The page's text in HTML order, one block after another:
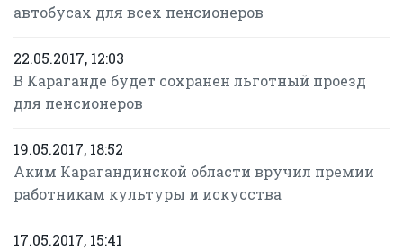
автобусах для всех пенсионеров
22.05.2017, 12:03
В Караганде будет сохранен льготный проезд
для пенсионеров
19.05.2017, 18:52
Аким Карагандинской области вручил премии
работникам культуры и искусства
17.05.2017, 15:41